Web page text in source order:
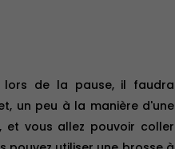
lors de la pause, il faudra
un peu à la manière d'une
et vous allez pouvoir coller